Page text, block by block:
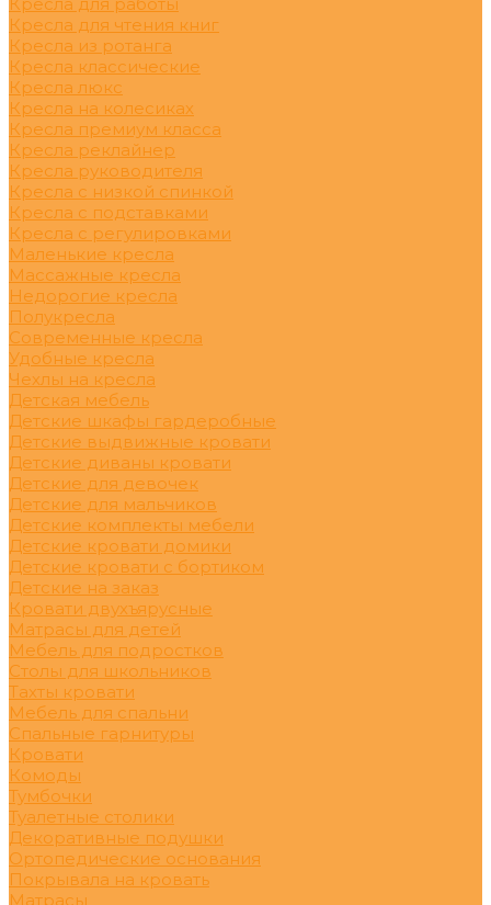
Кресла для чтения книг
Кресла из ротанга
Кресла классические
Кресла люкс
Кресла на колесиках
Кресла премиум класса
Кресла реклайнер
Кресла руководителя
Кресла с низкой спинкой
Кресла с подставками
Кресла с регулировками
Маленькие кресла
Массажные кресла
Недорогие кресла
Полукресла
Современные кресла
Удобные кресла
Чехлы на кресла
Детская мебель
Детские шкафы гардеробные
Детские выдвижные кровати
Детские диваны кровати
Детские для девочек
Детские для мальчиков
Детские комплекты мебели
Детские кровати домики
Детские кровати с бортиком
Детские на заказ
Кровати двухъярусные
Матрасы для детей
Мебель для подростков
Столы для школьников
Тахты кровати
Мебель для спальни
Спальные гарнитуры
Кровати
Комоды
Тумбочки
Туалетные столики
Декоративные подушки
Ортопедические основания
Покрывала на кровать
Матрасы